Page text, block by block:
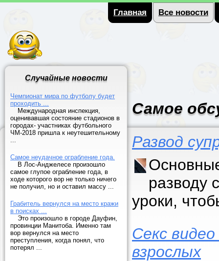
Главная Все новости
Случайные новости
Чемпионат мира по футболу будет
проходить ...
Международная инспекция,
оценивавшая состояние стадионов в
городах- участниках футбольного
ЧМ-2018 пришла к неутешительному
...
Самое неудачное ограбление года.
В Лос-Анджелесе произошло
самое глупое ограбление года, в
ходе которого вор не только ничего
не получил, но и оставил массу ...
Грабитель вернулся на место кражи
в поисках ...
Это произошло в городе Дауфин,
провинции Манитоба. Именно там
вор вернулся на место
преступления, когда понял, что
потерял ...
Самое
Развод
разводу
уроки,
Секс
взрослых